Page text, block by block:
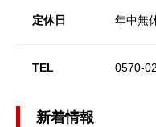
定休日 年中無
TEL 0570-
新着情報